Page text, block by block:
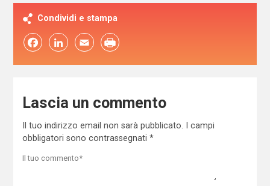
Condividi e stampa
FacebookLinkedIn Email
Lascia un commento
Il tuo indirizzo email non sarà pubblicato.
I campi
obbligatori sono contrassegnati *